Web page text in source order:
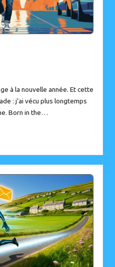
à la nouvelle année. Et cette
: j’ai vécu plus longtemps
Born in the…